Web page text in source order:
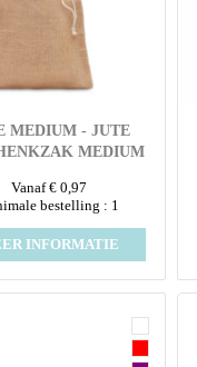
MEDIUM - JUTE
MEDIUM
Vanaf € 0,97
bestelling : 1
INFORMATIE